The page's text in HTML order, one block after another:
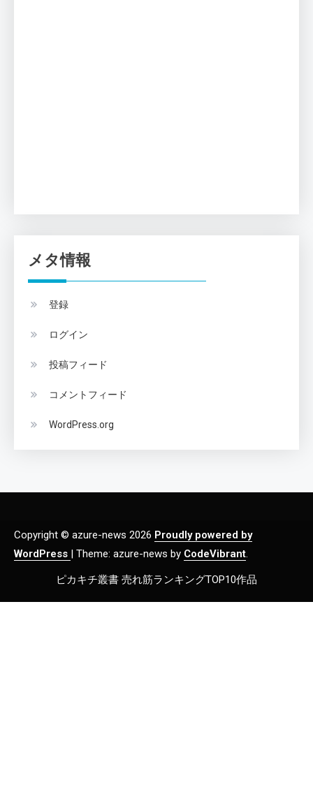
メタ情報
登録
ログイン
投稿フィード
コメントフィード
WordPress.org
Copyright © azure-news 2026 Proudly powered by
WordPress | Theme: azure-news by CodeVibrant.
ピカキチ叢書 売れ筋ランキングTOP10作品